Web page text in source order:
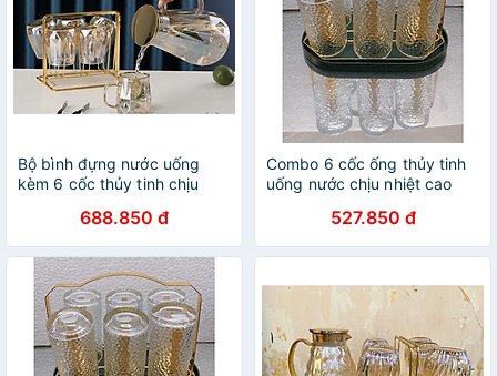
Bộ bình đựng nước uống
kèm 6 cốc thủy tinh chịu
c và khay úp cốc
688.850 đ
Combo 6 cốc ống thủy tinh
uống nước chịu nhiệt cao
có khay hứng nước ngọng
vàng
527.850 đ